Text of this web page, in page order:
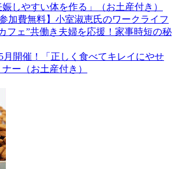
娠しやすい体を作る」（お土産付き）
加費無料】小室淑恵氏のワークライフ
フェ”共働き夫婦を応援！家事時短の秘
月開催！「正しく食べてキレイにやせ
ー（お土産付き）